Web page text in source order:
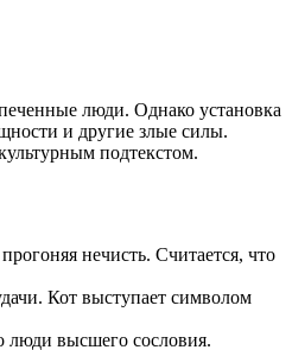
люди. Однако установка
и другие злые силы.
подтекстом.
нечисть. Считается, что
Кот выступает символом
люди высшего сословия.